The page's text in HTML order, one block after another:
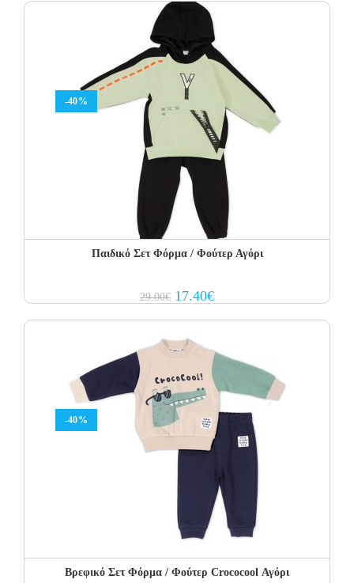
18.00€.
-40%
Παιδικό Σετ Φόρμα / Φούτερ Αγόρι
29.00€ Original
price
17.40€Current
price
-40%
Βρεφικό Σετ Φόρμα / Φούτερ Crococool Αγόρι